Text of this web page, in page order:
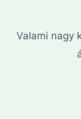
Valami nagy